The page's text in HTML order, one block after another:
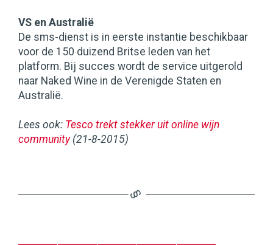
VS en Australië
De sms-dienst is in eerste instantie beschikbaar
voor de 150 duizend Britse leden van het
platform. Bij succes wordt de service uitgerold
naar Naked Wine in de Verenigde Staten en
Australië.
Lees ook: Tesco trekt stekker uit online wijn
community(21-8-2015)